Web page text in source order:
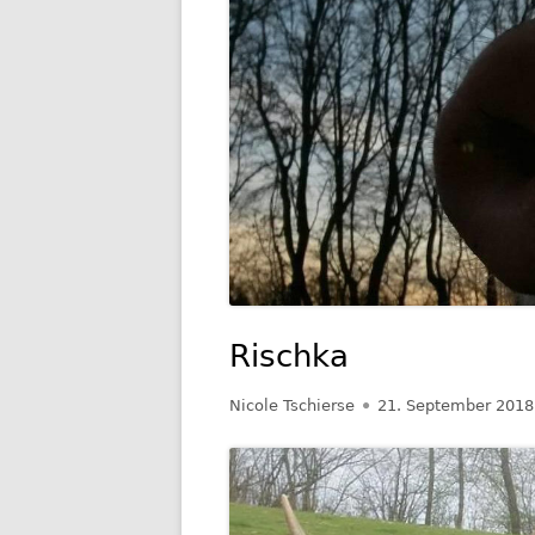
Rischka
Autor
Nicole Tschierse
Veröffentlicht
21. September 2018